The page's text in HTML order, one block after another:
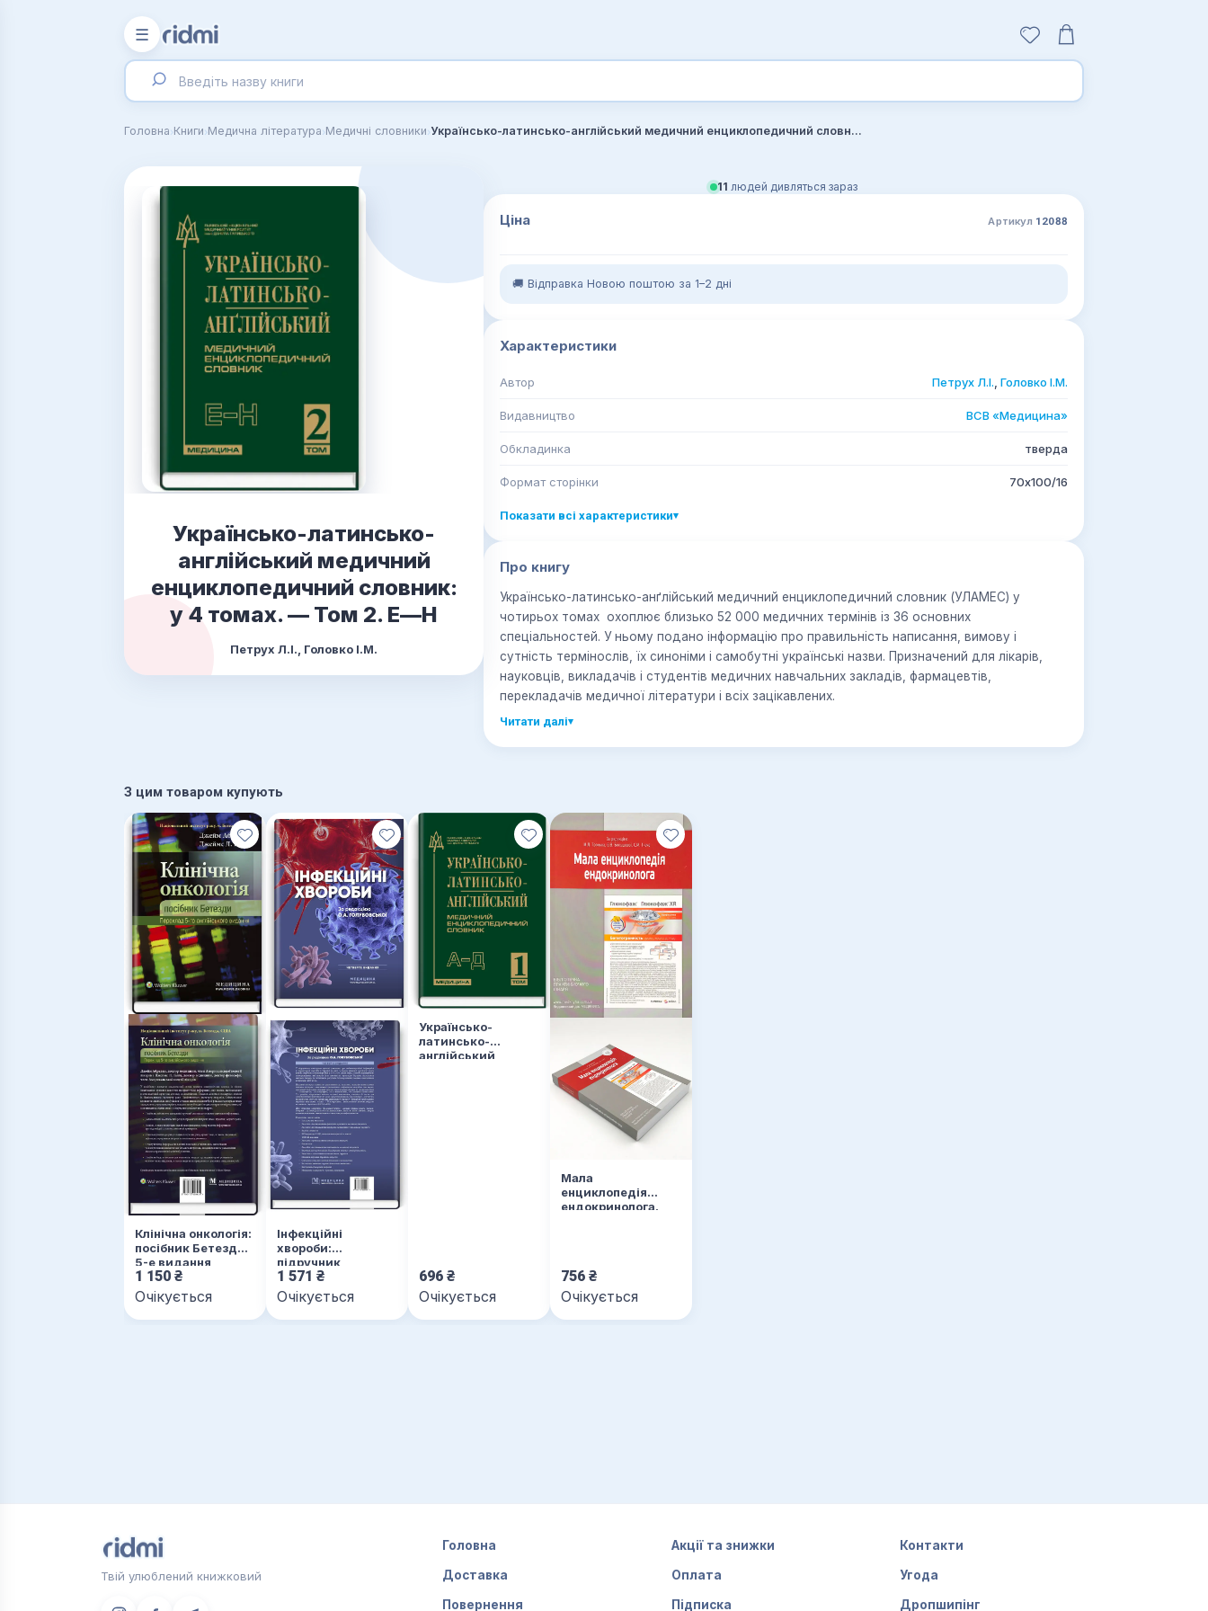
☰
Головна›Книги›Медична література›Медичні словники› Українсько-латинсько-англійський медичний енциклопедичний словник: у 4 томах. — Том 2. Е—Н
Українсько-латинсько-
англійський медичний
енциклопедичний словник:
у 4 томах. — Том 2. Е—Н
Петрух Л.І., Головко І.М.
11 людей дивляться зараз
Ціна Артикул 12088
🚚 Відправка Новою поштою за 1–2 дні
Характеристики
Автор Петрух Л.І. Головко І.М.
Видавництво ВСВ «Медицина»
Обкладинка тверда
Формат сторінки 70х100/16
Показати всі характеристики▾
Про книгу
Українсько-латинсько-анґлійський медичний енциклопедичний словник (УЛАМЕС) у
чотирьох томах охоплює близько 52 000 медичних термінів із 36 основних
спеціальностей. У ньому подано інформацію про правильність написання, вимову і
сутність термінослів, їх синоніми і самобутні українські назви. Призначений для лікарів,
науковців, викладачів і студентів медичних навчальних закладів, фармацевтів,
перекладачів медичної літератури і всіх зацікавлених.
Читати далі▾
З цим товаром купують
Клінічна онкологія:
посібник Бетезди:
5-е видання
1 150 ₴
Очікується
Інфекційні
хвороби:
підручник
1 571 ₴
Очікується
Українсько-
латинсько-
англійський
696 ₴
Очікується
Мала
енциклопедія
ендокринолога.
756 ₴
Очікується
Твій улюблений книжковий
Головна Акції та знижки Контакти
Доставка Оплата Угода
Повернення Підписка Дропшипінг